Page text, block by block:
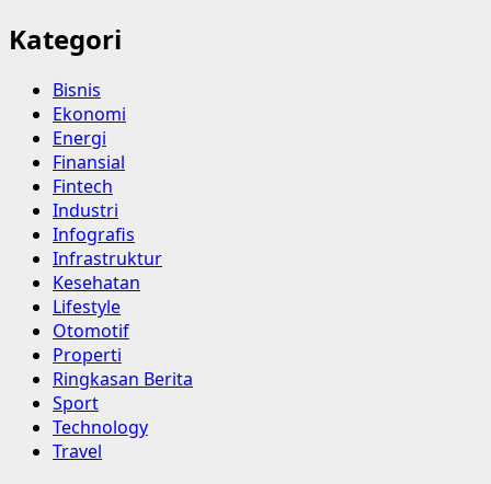
Kategori
Bisnis
Ekonomi
Energi
Finansial
Fintech
Industri
Infografis
Infrastruktur
Kesehatan
Lifestyle
Otomotif
Properti
Ringkasan Berita
Sport
Technology
Travel